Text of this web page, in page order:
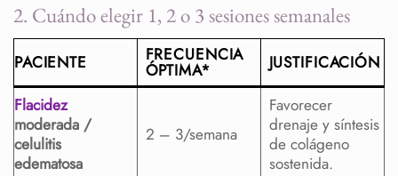
2. Cuándo elegir 1, 2 o 3 sesiones semanales
PACIENTE FRECUENCIA
ÓPTIMA*
JUSTIFICACIÓN
Flacidez
moderada /
celulitis
edematosa
2 – 3/semana
Favorecer
drenaje y síntesis
de colágeno
sostenida.